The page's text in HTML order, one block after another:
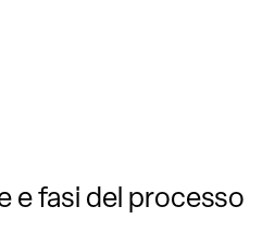
e fasi del processo